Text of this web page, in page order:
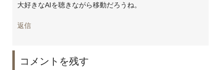
大好きなAIを聴きながら移動だろうね。
返信
コメントを残す